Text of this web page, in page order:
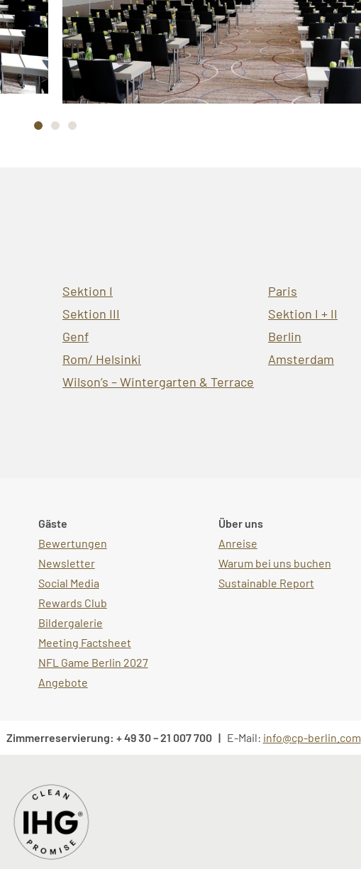
Sektion I
Sektion III
Genf
Rom/ Helsinki
Wilson’s – Wintergarten & Terrace
Paris
Sektion I + II
Berlin
Amsterdam
Gäste
Bewertungen
Newsletter
Social Media
Rewards Club
Bildergalerie
Meeting Factsheet
NFL Game Berlin 2027
Angebote
Über uns
Anreise
Warum bei uns buchen
Sustainable Report
Zimmerreservierung: + 49 30 – 21 007 700 | E-Mail: info@cp-berlin.com